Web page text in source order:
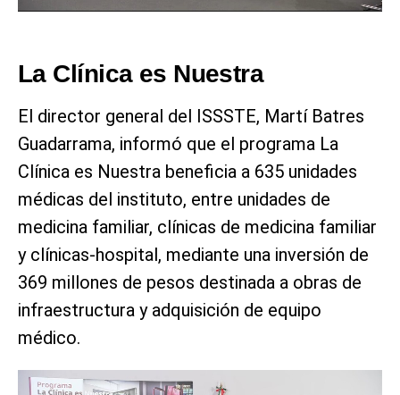
La Clínica es Nuestra
El director general del ISSSTE, Martí Batres
Guadarrama, informó que el programa La
Clínica es Nuestra beneficia a 635 unidades
médicas del instituto, entre unidades de
medicina familiar, clínicas de medicina familiar
y clínicas-hospital, mediante una inversión de
369 millones de pesos destinada a obras de
infraestructura y adquisición de equipo
médico.